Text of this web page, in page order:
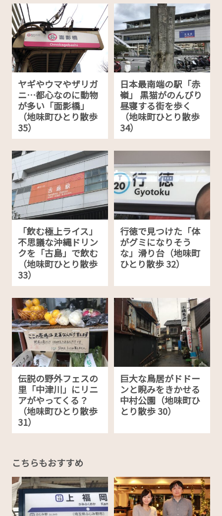
ヤギやウマやザリガ
ニ…都心なのに動物
が多い「面影橋」
（地味町ひとり散歩
35）
日本最南端の駅「赤
嶺」 黒猫がのんびり
昼寝する街を歩く
（地味町ひとり散歩
34）
「飲む極上ライス」
不思議な沖縄ドリン
クを「古島」で飲む
（地味町ひとり散歩
33）
行徳で見つけた「体
がグミになりそう
な」滑り台（地味町
ひとり散歩 32）
伝説の野外フェスの
里「中津川」にリニ
アがやってくる？
（地味町ひとり散歩
31）
巨大な鳥居がドドー
ンと睨みをきかせる
中村公園（地味町ひ
とり散歩 30）
こちらもおすすめ